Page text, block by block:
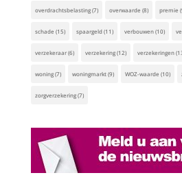
overdrachtsbelasting(7) overwaarde (8) premie
schade (15) spaargeld(11) verbouwen(10)
verzekeraar(6) verzekering(12) verzekeringen
woning(7) woningmarkt(9) WOZ-waarde (10)
zorgverzekering(7)